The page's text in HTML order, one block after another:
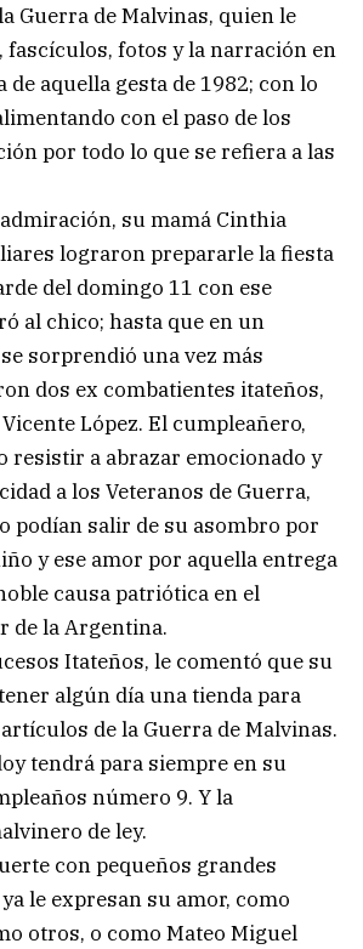
Guerra de Malvinas, quien le
fotos y la narración en
aquella gesta de 1982; con lo
con el paso de los
por todo lo que se refiera a las
su mamá Cinthia
lograron prepararle la fiesta
del domingo 11 con ese
al chico; hasta que en un
sorprendió una vez más
dos ex combatientes itateños,
López. El cumpleañero,
resistir a abrazar emocionado y
a los Veteranos de Guerra,
podían salir de su asombro por
y ese amor por aquella entrega
causa patriótica en el
la Argentina.
Itateños, le comentó que su
algún día una tienda para
de la Guerra de Malvinas.
tendrá para siempre en su
número 9. Y la
de ley.
con pequeños grandes
le expresan su amor, como
otros, o como Mateo Miguel